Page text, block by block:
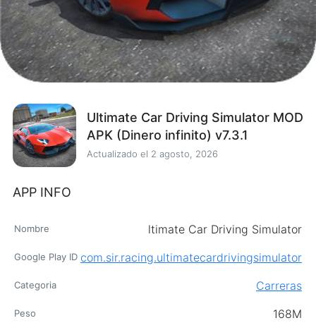
Ultimate Car Driving Simulator MOD
APK (Dinero infinito) v7.3.1
Actualizado el 2 agosto, 2026
APP INFO
Nombre ltimate Car Driving Simulator
Google Play ID com.sir.racing.ultimatecardrivingsimulator
Categoria Carreras
Peso 168M